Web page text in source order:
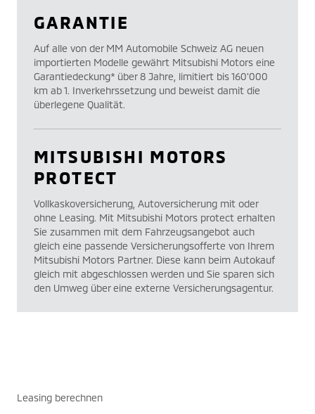
GARANTIE
Auf alle von der MM Automobile Schweiz AG neuen
importierten Modelle gewährt Mitsubishi Motors eine
Garantiedeckung* über 8 Jahre, limitiert bis 160’000
km ab 1. Inverkehrssetzung und beweist damit die
überlegene Qualität.
MITSUBISHI MOTORS
PROTECT
Vollkaskoversicherung, Autoversicherung mit oder
ohne Leasing. Mit Mitsubishi Motors protect erhalten
Sie zusammen mit dem Fahrzeugsangebot auch
gleich eine passende Versicherungsofferte von Ihrem
Mitsubishi Motors Partner. Diese kann beim Autokauf
gleich mit abgeschlossen werden und Sie sparen sich
den Umweg über eine externe Versicherungsagentur.
Leasing berechnen